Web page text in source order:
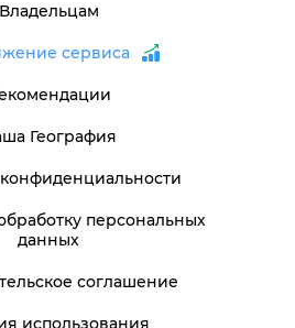
Владельцам
сервиса
География
персональных
данных
соглашение
использования